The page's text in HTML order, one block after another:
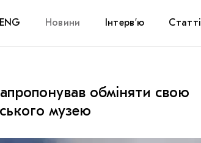
ENG Новини Інтерв’ю Статті
обміняти свою
музею